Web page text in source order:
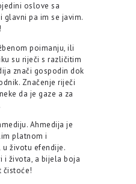
oslove sa
pa im se javim.
poimanju, ili
su riječi s različitim
znači gospodin dok
Značenje riječi
da je gaze a za
Ahmedija je
platnom i
životu efendije.
i života, a bijela boja
čistoće!